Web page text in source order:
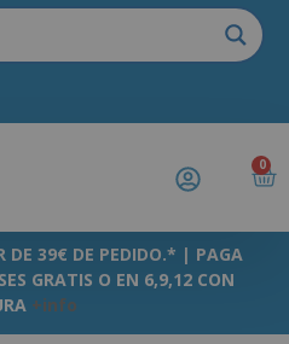
0
DE 39€ DE PEDIDO.* | PAGA
GRATIS O EN 6,9,12 CON
+info